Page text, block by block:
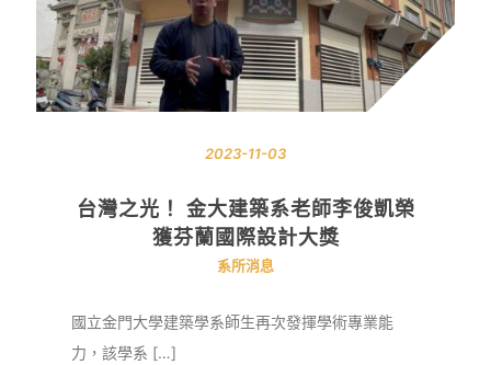
2023-11-03
台灣之光！ 金大建築系老師李俊凱榮
獲芬蘭國際設計大獎
系所消息
國立金門大學建築學系師生再次發揮學術專業能
力，該學系 […]